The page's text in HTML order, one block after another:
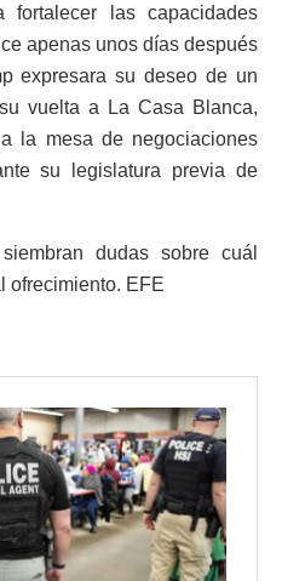
las capacidades
apenas unos días después
expresara su deseo de un
vuelta a La Casa Blanca,
la mesa de negociaciones
su legislatura previa de
dudas sobre cuál
ofrecimiento. EFE